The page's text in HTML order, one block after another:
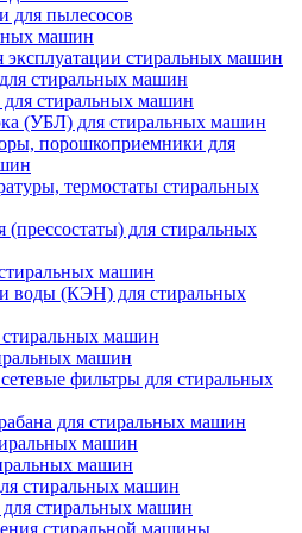
для пылесосов
машин
эксплуатации стиральных машин
стиральных машин
для стиральных машин
(УБЛ) для стиральных машин
порошкоприемники для
термостаты стиральных
(прессостаты) для стиральных
машин
воды (КЭН) для стиральных
стиральных машин
машин
фильтры для стиральных
для стиральных машин
машин
машин
стиральных машин
стиральных машин
стиральной машины